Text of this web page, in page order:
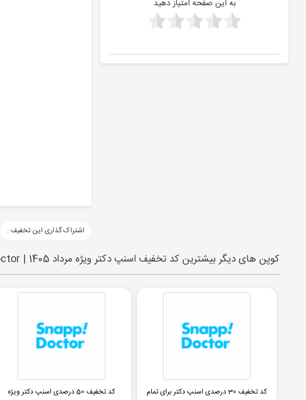
اشتراک گذاری این تخفیف :
به این صفحه امتیاز دهید
کوپن های دیگر بیشترین کد تخفیف اسنپ دکتر ویژه مرداد 1405 | snappdoctor
کد تخفیف 30 درصدی اسنپ دکتر برای تمام
کد تخفیف 50 درصدی اسنپ دکتر ویژه